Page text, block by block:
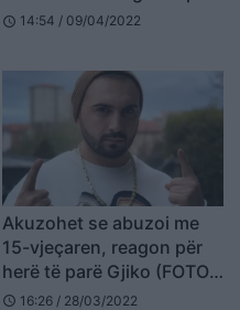
(VIDEO)
schedule 14:54 / 09/04/2022
Akuzohet se abuzoi me
15-vjeçaren, reagon për
herë të parë Gjiko (FOTO
LAJM)
schedule 16:26 / 28/03/2022